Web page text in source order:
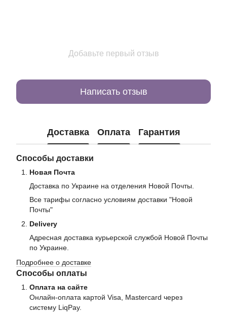
Добавьте первый отзыв
Написать отзыв
Доставка Оплата Гарантия
Способы доставки
Новая Почта
Доставка по Украине на отделения Новой Почты.
Все тарифы согласно условиям доставки "Новой
Почты"
Delivery
Адресная доставка курьерской службой Новой Почты
по Украине.
Подробнее о доставке
Способы оплаты
Оплата на сайте
Онлайн-оплата картой Visa, Mastercard через
систему LiqPay.